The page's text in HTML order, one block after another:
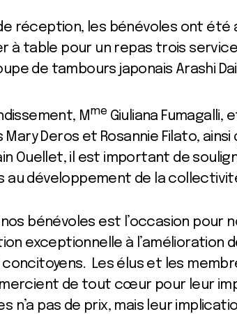
réception, les bénévoles ont été
à table pour un repas trois
de tambours japonais Arashi
Mme Giuliana Fumagalli,
Deros et Rosannie Filato,
Ouellet, il est important de
au développement de la
bénévoles est l’occasion pour
exceptionnelle à l’amélioration
Les élus et les
de tout cœur pour leur
n’a pas de prix, mais leur